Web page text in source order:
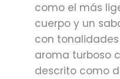
como el más
cuerpo y un
con
aroma turboso
descrito como